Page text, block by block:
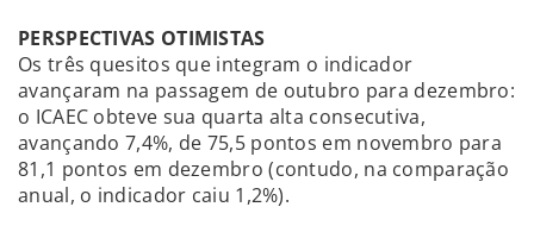
PERSPECTIVAS OTIMISTAS
Os três quesitos que integram o indicador
avançaram na passagem de outubro para dezembro:
o ICAEC obteve sua quarta alta consecutiva,
avançando 7,4%, de 75,5 pontos em novembro para
81,1 pontos em dezembro (contudo, na comparação
anual, o indicador caiu 1,2%).